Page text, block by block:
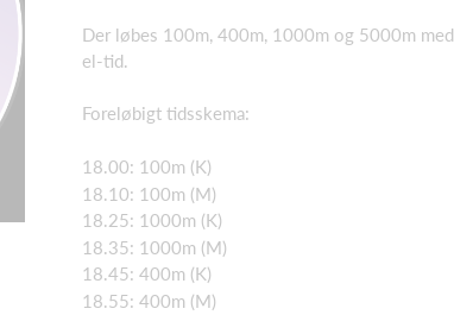
Der løbes 100m, 400m, 1000m og 5000m med
el-tid.
Foreløbigt tidsskema:
18.00: 100m (K)
18.10: 100m (M)
18.25: 1000m (K)
18.35: 1000m (M)
18.45: 400m (K)
18.55: 400m (M)